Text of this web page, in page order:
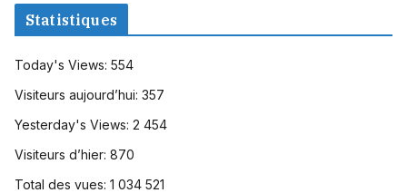
Statistiques
Today's Views: 554
Visiteurs aujourd’hui: 357
Yesterday's Views: 2 454
Visiteurs d’hier: 870
Total des vues: 1 034 521